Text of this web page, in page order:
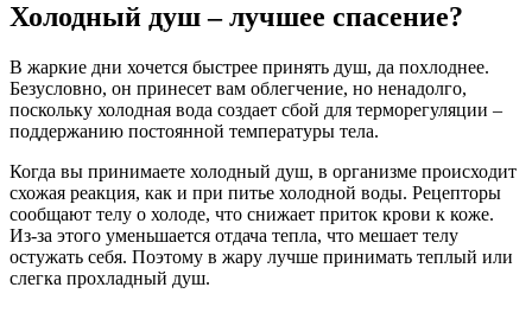
Холодный душ – лучшее спасение?
В жаркие дни хочется быстрее принять душ, да похлоднее.
Безусловно, он принесет вам облегчение, но ненадолго,
поскольку холодная вода создает сбой для терморегуляции –
поддержанию постоянной температуры тела.
Когда вы принимаете холодный душ, в организме происходит
схожая реакция, как и при питье холодной воды. Рецепторы
сообщают телу о холоде, что снижает приток крови к коже.
Из-за этого уменьшается отдача тепла, что мешает телу
остужать себя. Поэтому в жару лучше принимать теплый или
слегка прохладный душ.